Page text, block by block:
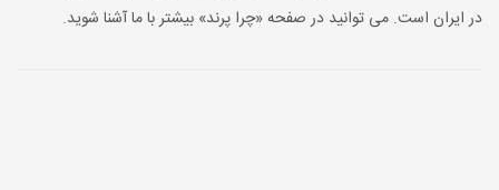
در ایران است. می توانید در صفحه «چرا پرند» بیشتر با ما آشنا شوید.